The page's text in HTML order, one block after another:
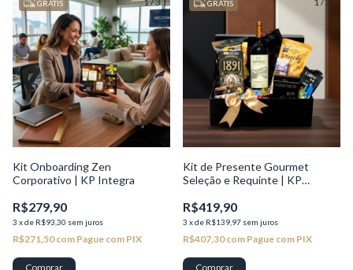
GRÁTIS
Kit Onboarding Zen
Corporativo | KP Integra
R$279,90
3 xde R$93,30 sem juros
R$271,50com Pague com PIX
GRÁTIS
Kit de Presente Gourmet
Seleção e Requinte | KP
R$419,90
3 xde R$139,97 sem juros
R$407,30com Pague com PIX